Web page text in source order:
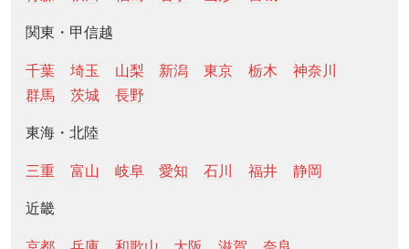
関東・甲信越
千葉 埼玉 山梨 新潟 東京 栃木
神奈川
群馬
茨城 長野
東海・北陸
三重 富山 岐阜 愛知 石川 福井 静岡
近畿